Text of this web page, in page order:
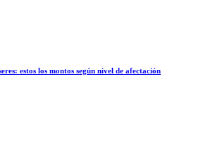
estos los montos según nivel de afectación